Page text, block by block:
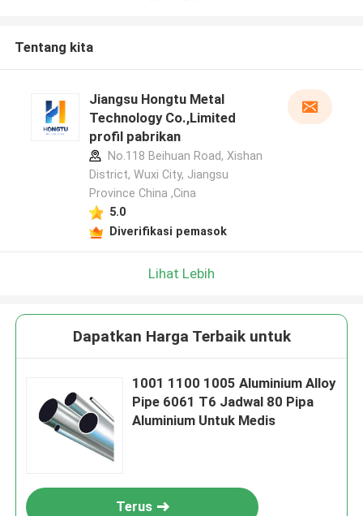
Tentang kita
Jiangsu Hongtu Metal
Technology Co.,Limited
profil pabrikan
No.118 Beihuan Road, Xishan
District, Wuxi City, Jiangsu
Province China ,Cina
5.0
Diverifikasi pemasok
Lihat Lebih
Dapatkan Harga Terbaik untuk
1001 1100 1005 Aluminium Alloy
Pipe 6061 T6 Jadwal 80 Pipa
Aluminium Untuk Medis
Terus